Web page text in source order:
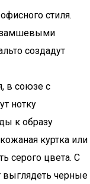
стиля.
замшевыми
создадут
в союзе с
нотку
к образу
куртка или
серого цвета. С
выглядеть черные